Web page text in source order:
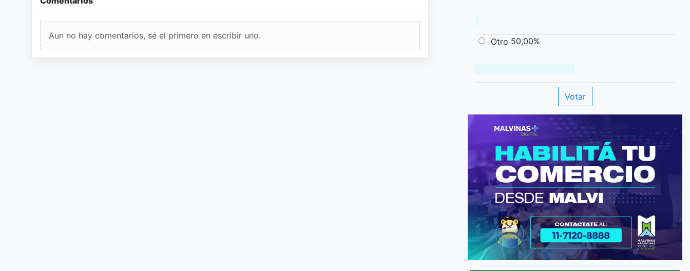
Aun no hay comentarios, sé el primero en escribir uno.
Otro 50,00%